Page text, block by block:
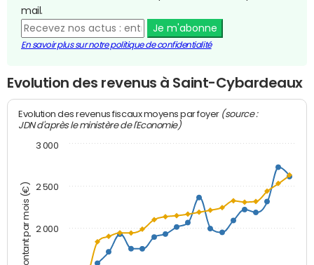
mail.
Je m'abonne
En savoir plus sur notre politique de confidentialité
Evolution des revenus à Saint-Cybardeaux
Montant par mois (€)
Evolution des revenus fiscaux moyens par foyer (source :
JDN d'après le ministère de l'Economie)
2 000
2 500
3 000